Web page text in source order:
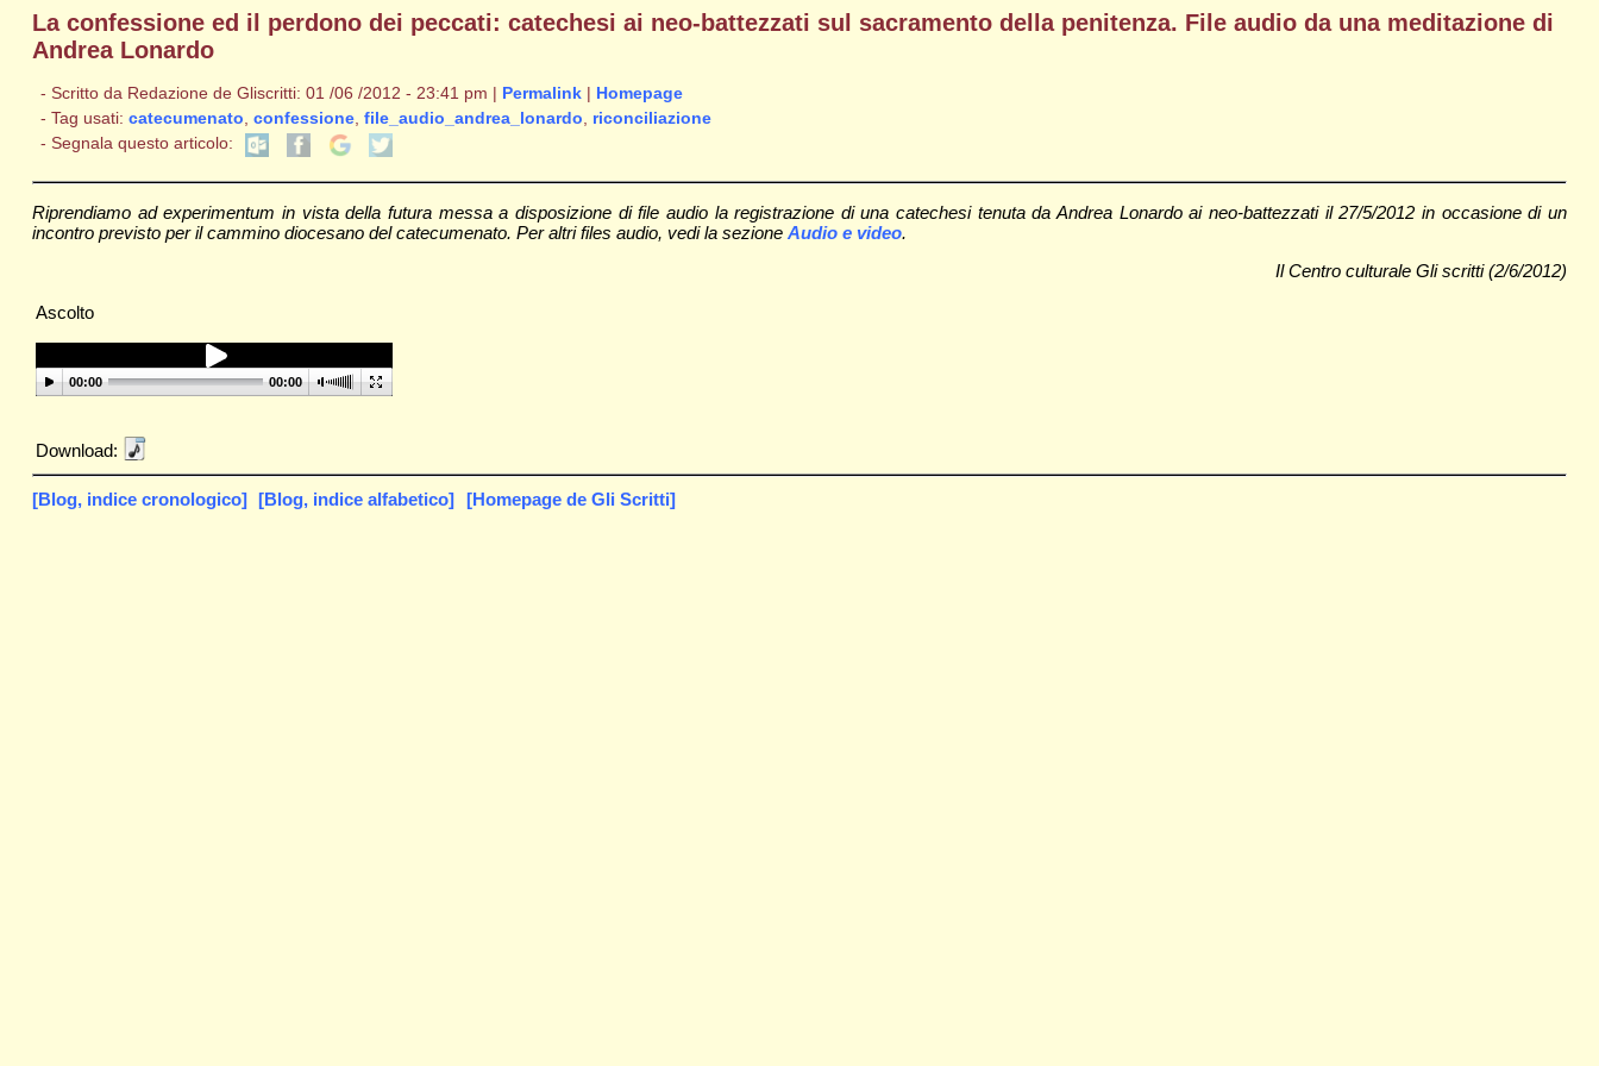
La confessione ed il perdono dei peccati: catechesi ai neo-battezzati sul sacramento della penitenza. File audio da una meditazione di
Andrea Lonardo
- Scritto da Redazione de Gliscritti: 01 /06 /2012 - 23:41 pm | Permalink| Homepage
- Tag usati: catecumenato confessione, file_audio_andrea_lonardo
riconciliazione
- Segnala questo articolo:
Riprendiamo ad experimentum in vista della futura messa a disposizione di file audio la registrazione di una catechesi tenuta da Andrea Lonardo ai neo-battezzati il 27/5/2012 in occasione di un
incontro previsto per il cammino diocesano del catecumenato. Per altri files audio, vedi la sezione Audio e video.
Il Centro culturale Gli scritti (2/6/2012)
Ascolto
00:00 00:00
Download:
[Blog, indice cronologico] [Blog, indice alfabetico] [Homepage de Gli Scritti]